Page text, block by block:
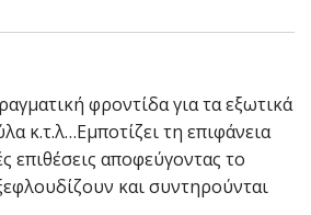
φροντίδα για τα εξωτικά
κ.τ.λ…Εμποτίζει τη επιφάνεια
επιθέσεις αποφεύγοντας το
και συντηρούνται